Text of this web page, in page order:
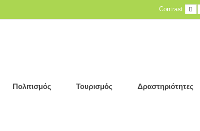
Contrast
Πολιτισμός Τουρισμός Δραστηριότητες